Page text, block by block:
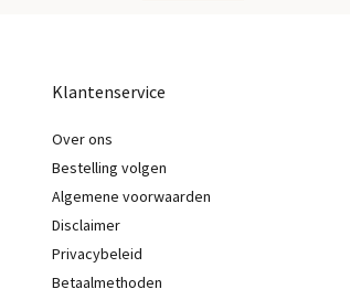
Klantenservice
Over ons
Bestelling volgen
Algemene voorwaarden
Disclaimer
Privacybeleid
Betaalmethoden